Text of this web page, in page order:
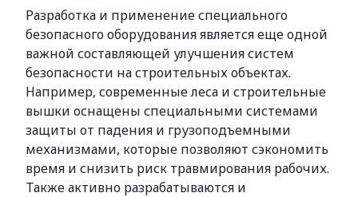
Разработка и применение специального
безопасного оборудования является еще одной
важной составляющей улучшения систем
безопасности на строительных объектах.
Например, современные леса и строительные
вышки оснащены специальными системами
защиты от падения и грузоподъемными
механизмами, которые позволяют сэкономить
время и снизить риск травмирования рабочих.
Также активно разрабатываются и